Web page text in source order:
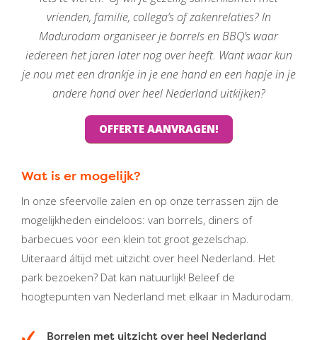
vrienden, familie, collega’s of zakenrelaties? In
Madurodam organiseer je borrels en BBQ’s waar
iedereen het jaren later nog over heeft. Want waar kun
je nou met een drankje in je ene hand en een hapje in je
andere hand over heel Nederland uitkijken?
OFFERTE AANVRAGEN!
Wat is er mogelijk?
In onze sfeervolle zalen en op onze terrassen zijn de
mogelijkheden eindeloos: van borrels, diners of
barbecues voor een klein tot groot gezelschap.
Uiteraard áltijd met uitzicht over heel Nederland. Het
park bezoeken? Dat kan natuurlijk! Beleef de
hoogtepunten van Nederland met elkaar in Madurodam.
Borrelen met uitzicht over heel Nederland